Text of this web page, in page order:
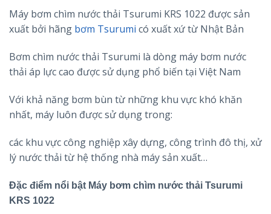
Máy bơm chìm nước thải Tsurumi KRS 1022 được sản
xuất bởi hãng bơm Tsurumi có xuất xứ từ Nhật Bản
Bơm chìm nước thải Tsurumi là dòng máy bơm nước
thải áp lực cao được sử dụng phổ biến tại Việt Nam
Với khả năng bơm bùn từ những khu vực khó khăn
nhất, máy luôn được sử dụng trong:
các khu vực công nghiệp xây dựng, công trình đô thị, xử
lý nước thải từ hệ thống nhà máy sản xuất…
Đặc điểm nổi bật Máy bơm chìm nước thải Tsurumi
KRS 1022